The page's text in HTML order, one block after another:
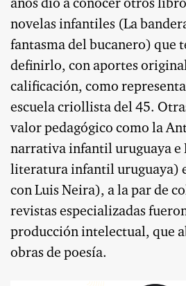
años dio a conocer otros
novelas infantiles (La
fantasma del bucanero) que
definirlo, con aportes
calificación, como
escuela criollista del 45.
valor pedagógico como la
narrativa infantil uruguaya e
literatura infantil uruguaya)
con Luis Neira), a la par de
revistas especializadas
producción intelectual, que
obras de poesía.